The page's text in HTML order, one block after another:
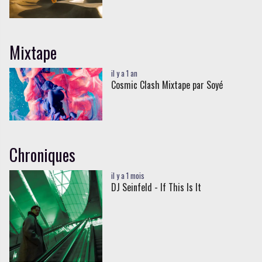
Mixtape
il y a 1 an
Cosmic Clash Mixtape par Soyé
Chroniques
il y a 1 mois
DJ Seinfeld - If This Is It